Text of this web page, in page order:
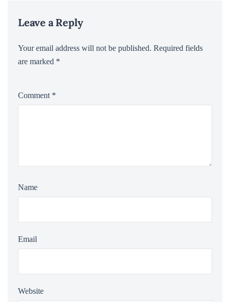
Leave a Reply
Your email address will not be published. Required fields
are marked *
Comment *
Name
Email
Website